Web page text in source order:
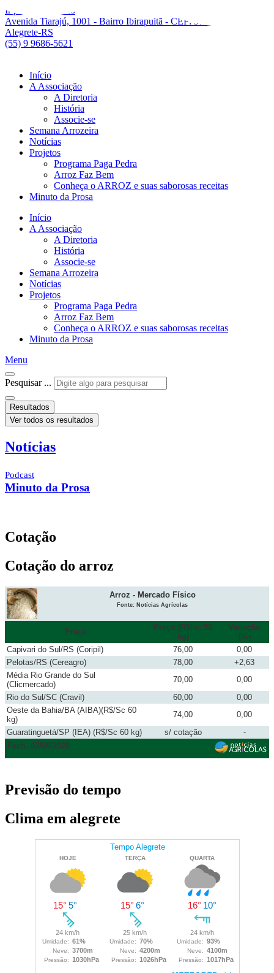
Ir para o conteúdo
Avenida Tiarajú, 1001 - Bairro Ibirapuitã - CEP: 97546550 -
Alegrete-RS
(55) 9 9686-5621
Início
A Associação
A Diretoria
História
Associe-se
Semana Arrozeira
Notícias
Projetos
Programa Paga Pedra
Arroz Faz Bem
Conheça o ARROZ e suas saborosas receitas
Minuto da Prosa
Início
A Associação
A Diretoria
História
Associe-se
Semana Arrozeira
Notícias
Projetos
Programa Paga Pedra
Arroz Faz Bem
Conheça o ARROZ e suas saborosas receitas
Minuto da Prosa
Menu
Pesquisar ...
Resultados
Ver todos os resultados
Notícias
Podcast
Minuto da Prosa
Cotação
Cotação do arroz
Arroz - Mercado Físico
Fonte: Notícias Agrícolas
Praça
Preço (R$/sc 50
kg)
Variação
(%)
Capivari do Sul/RS (Coripil)
76,00
0,00
Pelotas/RS (Cereagro)
78,00
+2,63
Média Rio Grande do Sul
(Clicmercado)
70,00
0,00
Rio do Sul/SC (Cravil)
60,00
0,00
Oeste da Bahia/BA (AIBA)(R$/Sc 60
kg)
74,00
0,00
Guaratinguetá/SP (IEA) (R$/Sc 60 kg)
s/ cotação
-
Fech. 07/08/2026
Previsão do tempo
Clima em alegrete